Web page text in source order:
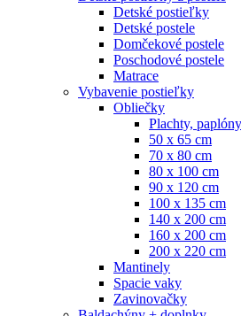
Detské postieľky
Detské postele
Domčekové postele
Poschodové postele
Matrace
Vybavenie postieľky
Obliečky
Plachty,
50 x 65 cm
70 x 80 cm
80 x 100 cm
90 x 120 cm
100 x 135 cm
140 x 200 cm
160 x 200 cm
200 x 220 cm
Mantinely
Spacie vaky
Zavinovačky